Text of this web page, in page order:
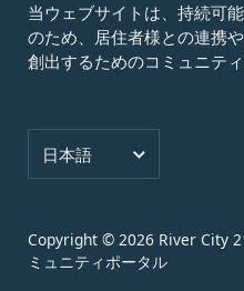
当ウェブサイトは、持続可
のため、居住者様との連携
創出するためのコミュニティ
日本語
Copyright © 2026 River City
ミュニティポータル
前項にかかわらず、会
し、無償、地域無限定
可能かつ譲渡可能な使用
す。）に関する権利を付
会員は、提供物について
とします。
会員は、当社および当社